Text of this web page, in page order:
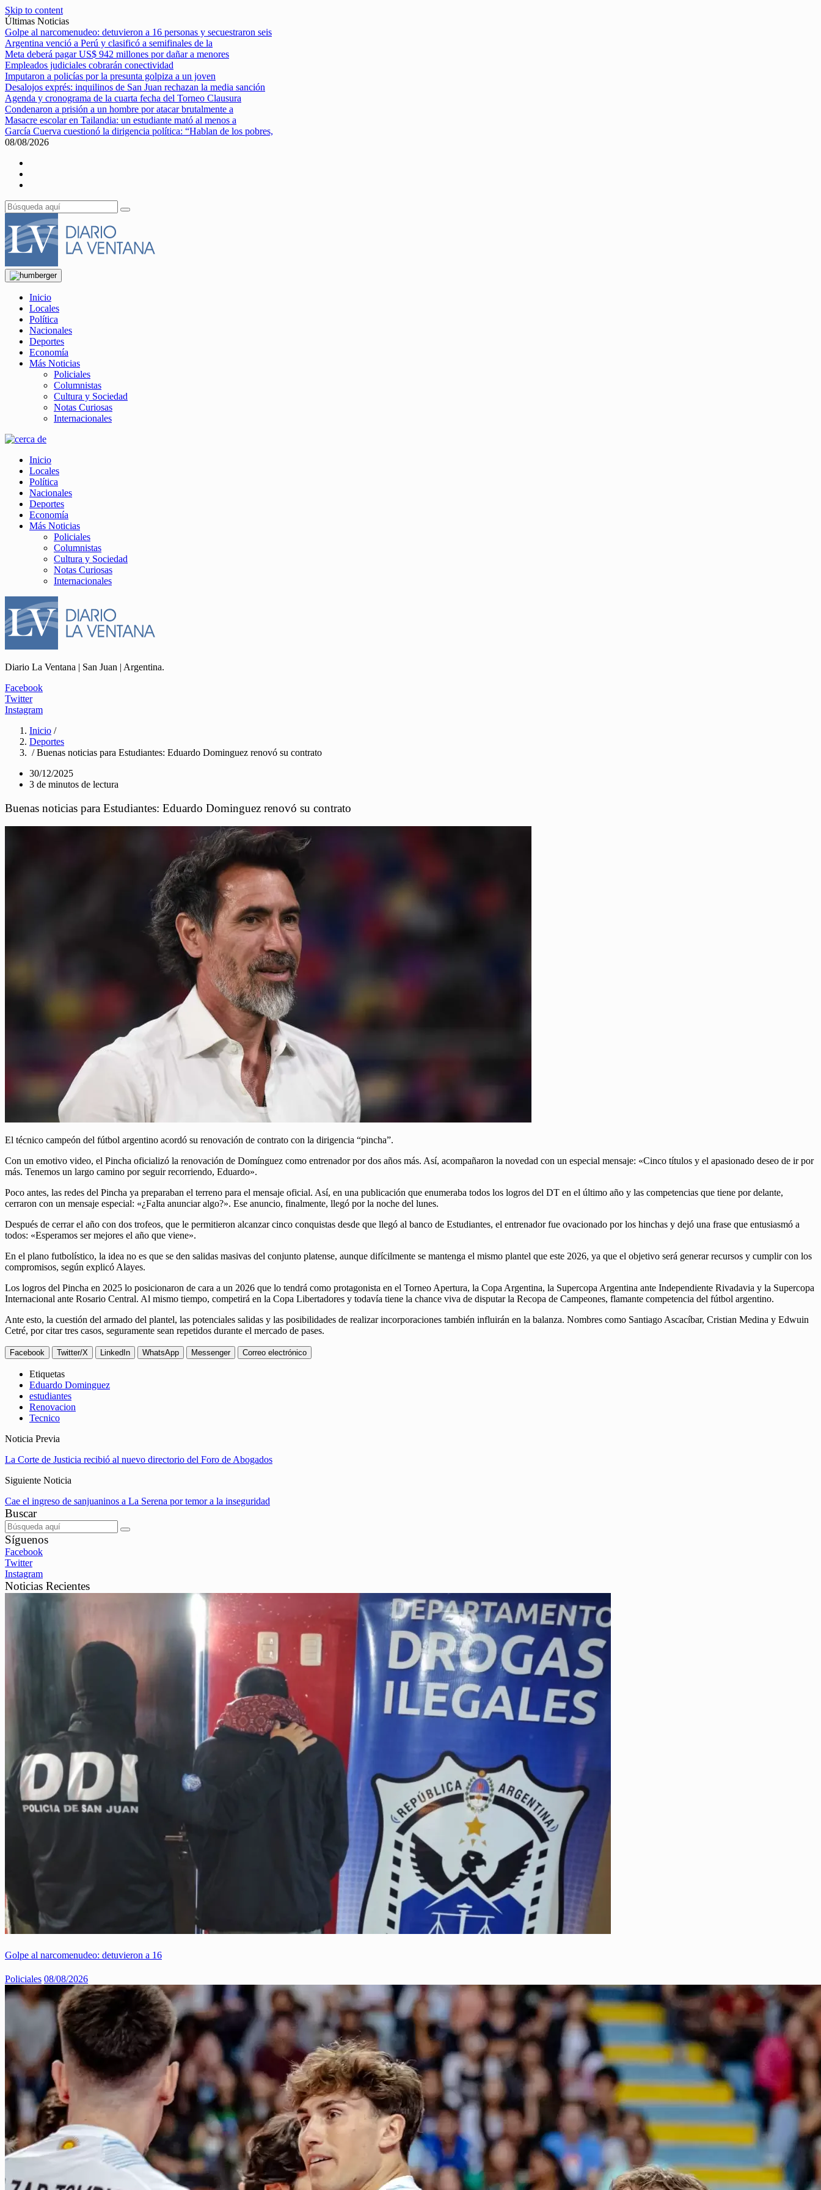
Skip to content
Últimas Noticias
Golpe al narcomenudeo: detuvieron a 16 personas y secuestraron seis
Argentina venció a Perú y clasificó a semifinales de la
Meta deberá pagar US$ 942 millones por dañar a menores
Empleados judiciales cobrarán conectividad
Imputaron a policías por la presunta golpiza a un joven
Desalojos exprés: inquilinos de San Juan rechazan la media sanción
Agenda y cronograma de la cuarta fecha del Torneo Clausura
Condenaron a prisión a un hombre por atacar brutalmente a
Masacre escolar en Tailandia: un estudiante mató al menos a
García Cuerva cuestionó la dirigencia política: “Hablan de los pobres,
08/08/2026
Inicio
Locales
Política
Nacionales
Deportes
Economía
Más Noticias
Policiales
Columnistas
Cultura y Sociedad
Notas Curiosas
Internacionales
Inicio
Locales
Política
Nacionales
Deportes
Economía
Más Noticias
Policiales
Columnistas
Cultura y Sociedad
Notas Curiosas
Internacionales
Diario La Ventana | San Juan | Argentina.
Facebook
Twitter
Instagram
Inicio /
Deportes
/ Buenas noticias para Estudiantes: Eduardo Dominguez renovó su contrato
30/12/2025
3 de minutos de lectura
Buenas noticias para Estudiantes: Eduardo Dominguez renovó su contrato
El técnico campeón del fútbol argentino acordó su renovación de contrato con la dirigencia “pincha”.
Con un emotivo video, el Pincha oficializó la renovación de Domínguez como entrenador por dos años más. Así, acompañaron la novedad con un especial mensaje: «Cinco títulos y el apasionado deseo de ir por
más. Tenemos un largo camino por seguir recorriendo, Eduardo».
Poco antes, las redes del Pincha ya preparaban el terreno para el mensaje oficial. Así, en una publicación que enumeraba todos los logros del DT en el último año y las competencias que tiene por delante,
cerraron con un mensaje especial: «¿Falta anunciar algo?». Ese anuncio, finalmente, llegó por la noche del lunes.
Después de cerrar el año con dos trofeos, que le permitieron alcanzar cinco conquistas desde que llegó al banco de Estudiantes, el entrenador fue ovacionado por los hinchas y dejó una frase que entusiasmó a
todos: «Esperamos ser mejores el año que viene».
En el plano futbolístico, la idea no es que se den salidas masivas del conjunto platense, aunque difícilmente se mantenga el mismo plantel que este 2026, ya que el objetivo será generar recursos y cumplir con los
compromisos, según explicó Alayes.
Los logros del Pincha en 2025 lo posicionaron de cara a un 2026 que lo tendrá como protagonista en el Torneo Apertura, la Copa Argentina, la Supercopa Argentina ante Independiente Rivadavia y la Supercopa
Internacional ante Rosario Central. Al mismo tiempo, competirá en la Copa Libertadores y todavía tiene la chance viva de disputar la Recopa de Campeones, flamante competencia del fútbol argentino.
Ante esto, la cuestión del armado del plantel, las potenciales salidas y las posibilidades de realizar incorporaciones también influirán en la balanza. Nombres como Santiago Ascacíbar, Cristian Medina y Edwuin
Cetré, por citar tres casos, seguramente sean repetidos durante el mercado de pases.
Facebook Twitter/X LinkedIn WhatsApp Messenger Correo electrónico
Etiquetas
Eduardo Dominguez
estudiantes
Renovacion
Tecnico
Noticia Previa
La Corte de Justicia recibió al nuevo directorio del Foro de Abogados
Siguiente Noticia
Cae el ingreso de sanjuaninos a La Serena por temor a la inseguridad
Buscar
Síguenos
Facebook
Twitter
Instagram
Noticias Recientes
Golpe al narcomenudeo: detuvieron a 16
Policiales 08/08/2026